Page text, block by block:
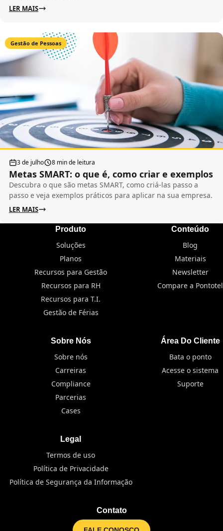
LER MAIS
Gestão de Pessoas
3 de julho 8 min de leitura
Metas SMART: o que é, como criar e exemplos
Descubra o que são metas SMART, como criá-las passo a
passo e veja exemplos práticos para aplicar na sua empresa.
LER MAIS
Produto
Soluções
Planos
Recursos para Gestão
Recursos para RH
Recursos para T.I.
Gestão de Férias
Conteúdo
Blog
Materiais
Newsletter
Compare a Pontotel
Sobre Nós
Sobre nós
Carreiras
Compliance
Parcerias
Cases
Área Do Cliente
Bata o ponto
Acesse o sistema
Suporte
Legal
Termos de uso
Política de Privacidade
Política de Segurança da Informação
Contato